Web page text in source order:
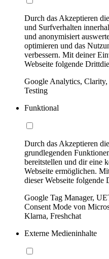
Durch das Akzeptieren
und Surfverhalten
und anonymisiert
optimieren und das
verbessern. Mit deiner
Webseite folgende
Google Analytics,
Testing
Funktional
Durch das Akzeptieren
grundlegenden
bereitstellen und dir eine
Webseite ermöglichen.
dieser Webseite folgende
Google Tag Manager,
Consent Mode von
Klarna, Freshchat
Externe Medieninhalte